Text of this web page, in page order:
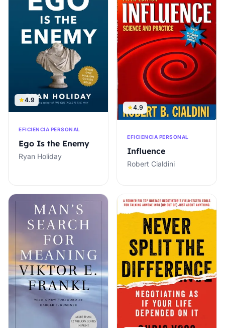
4.9
EFICIENCIA PERSONAL
Ego Is the Enemy
Ryan Holiday
4.9
EFICIENCIA PERSONAL
Influence
Robert Cialdini